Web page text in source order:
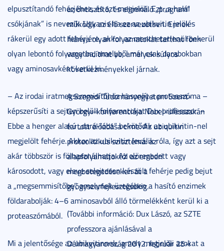
az öntisztító, és elimináló „program”
működik az élő szervezetben. Ennek
hiánya olyan folyamatokat tarthat fönn
vagy indíthat be, amelyek súlyos
következményekkel járnak.
A Szegedi Tudományegyetem Szent-
Györgyi-konferenciája Nobel-ülésszakán
tartott előadása címe: Az ubiquitin
proteolitikus szisztéma: az
alapfolyamatoktól az emberi
megbetegedéseken át a
gyógyszerfejlesztésekig.
(További információ: Dux Lászó, az SZTE
professzora ajánlásával a
Délmagyarország 2012. február 25-i
elpusztítandó fehérjéhez, és azt megjelöli. Ezt „a halál
csókjának” is nevezik. Ugyanis ha ez az ubikvitin jelölés
rákerül egy adott fehérjére, akkor az menthetetlenül bekerül
olyan lebontó folyamatba, amelyből már csak darabokban
vagy aminosavként kerül ki.
– Az irodai iratmegsemmisítőhöz hasonlít a proteaszóma –
képszerűsíti a sejten belüli folyamatokat Dux professzor. –
Ebbe a henger alakú „dará-lóba” bekötődik az ubikvitin-nel
megjelölt fehérje. Akkor az ubikvitin leválik róla, így azt a sejt
akár többször is fölhasználhatja. Az elöregedett vagy
károsodott, vagy eleve selejtesen készült fehérje pedig bejut
a „megsemmisítőbe”, amelynek üregében a hasító enzimek
földarabolják: 4–6 aminosavból álló törmelékként kerül ki a
proteaszómából.
Mi a jelentősége az ubikvitinnek, amely megjelöli azokat a